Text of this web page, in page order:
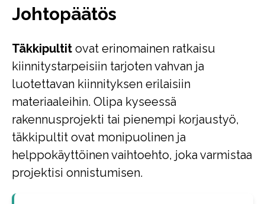
Johtopäätös
Täkkipultit ovat erinomainen ratkaisu
kiinnitystarpeisiin tarjoten vahvan ja
luotettavan kiinnityksen erilaisiin
materiaaleihin. Olipa kyseessä
rakennusprojekti tai pienempi korjaustyö,
täkkipultit ovat monipuolinen ja
helppokäyttöinen vaihtoehto, joka varmistaa
projektisi onnistumisen.